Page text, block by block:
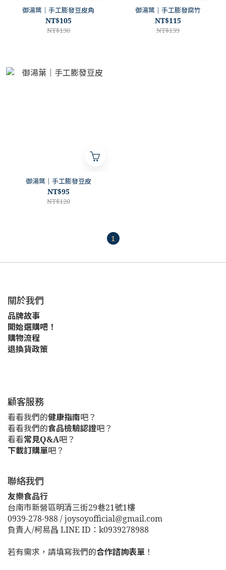
御湯葉｜手工膨發豆皮角
NT$105
NT$130
御湯葉｜手工膨發腐竹
NT$115
NT$139
御湯葉｜手工膨發豆皮
NT$95
NT$120
1
關於我們
品牌故事
開始選購吧！
購物流程
退換貨政策
顧客服務
看看我們的健康指南吧？
看看我們的食品檢驗認證吧？
看看常見Q&A吧？
下載訂購單吧？
聯絡我們
友樂食品行
台南市新營區明清三街29巷21號1樓
0939-278-988 / joysoyofficial@gmail.com
負責人/柯易昌 LINE ID：k0939278988
若有需求，請填寫我們的合作諮詢表單 ！